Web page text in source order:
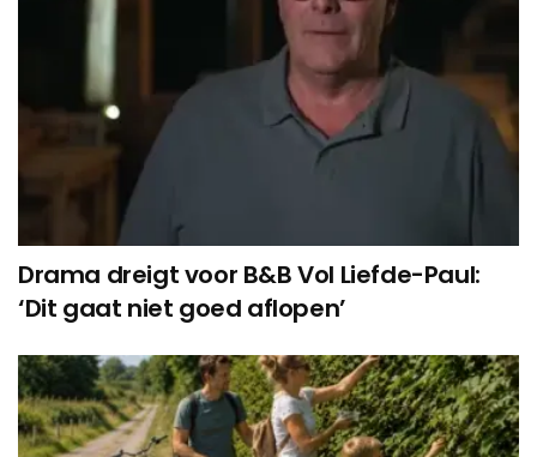
Drama dreigt voor B&B Vol Liefde-Paul:
‘Dit gaat niet goed aflopen’